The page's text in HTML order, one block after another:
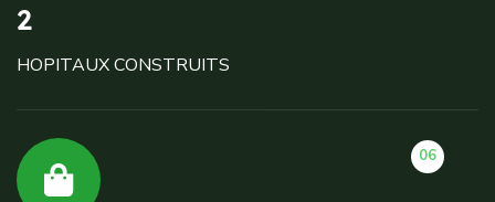
2
HOPITAUX CONSTRUITS
06